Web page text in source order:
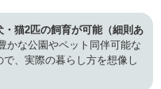
・猫2匹の飼育が可能（細則あ
かな公園やペット同伴可能な
、実際の暮らし方を想像し